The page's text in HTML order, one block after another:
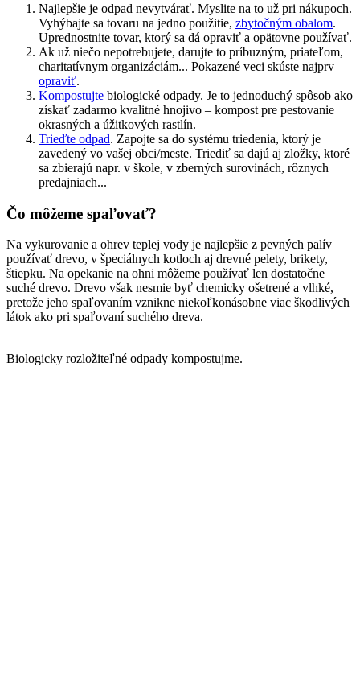
Najlepšie je odpad nevytvárať. Myslite na to už pri nákupoch.
Vyhýbajte sa tovaru na jedno použitie, zbytočným obalom.
Uprednostnite tovar, ktorý sa dá opraviť a opätovne používať.
Ak už niečo nepotrebujete, darujte to príbuzným, priateľom,
charitatívnym organizáciám... Pokazené veci skúste najprv
opraviť.
Kompostujte biologické odpady. Je to jednoduchý spôsob ako
získať zadarmo kvalitné hnojivo – kompost pre pestovanie
okrasných a úžitkových rastlín.
Trieďte odpad. Zapojte sa do systému triedenia, ktorý je
zavedený vo vašej obci/meste. Triediť sa dajú aj zložky, ktoré
sa zbierajú napr. v škole, v zberných surovinách, rôznych
predajniach...
Čo môžeme spaľovať?
Na vykurovanie a ohrev teplej vody je najlepšie z pevných palív
používať drevo, v špeciálnych kotloch aj drevné pelety, brikety,
štiepku. Na opekanie na ohni môžeme používať len dostatočne
suché drevo. Drevo však nesmie byť chemicky ošetrené a vlhké,
pretože jeho spaľovaním vznikne niekoľkonásobne viac škodlivých
látok ako pri spaľovaní suchého dreva.
Biologicky rozložiteľné odpady kompostujme.